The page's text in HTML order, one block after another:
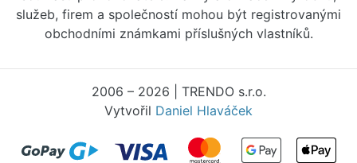
služeb, firem a společností mohou být registrovanými
obchodními známkami příslušných vlastníků.
2006 – 2026 | TRENDO s.r.o.
Vytvořil Daniel Hlaváček